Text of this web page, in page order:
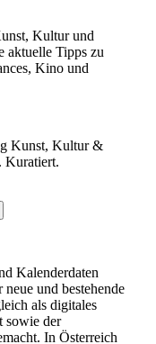
Kultur und
aktuelle Tipps zu
Kino und
Kunst, Kultur &
Kuratiert.
Kalenderdaten
und bestehende
als digitales
sowie der
In Österreich